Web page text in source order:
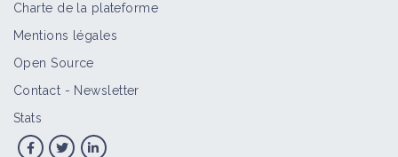
Charte de la plateforme
Mentions légales
Open Source
Contact - Newsletter
Stats